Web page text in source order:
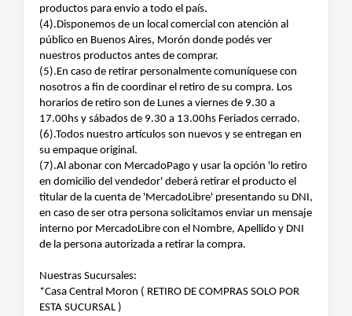
productos para envio a todo el país.
(4).Disponemos de un local comercial con atención al
público en Buenos Aires, Morón donde podés ver
nuestros productos antes de comprar.
(5).En caso de retirar personalmente comuníquese con
nosotros a fin de coordinar el retiro de su compra. Los
horarios de retiro son de Lunes a viernes de 9.30 a
17.00hs y sábados de 9.30 a 13.00hs Feriados cerrado.
(6).Todos nuestro artículos son nuevos y se entregan en
su empaque original.
(7).Al abonar con MercadoPago y usar la opción 'lo retiro
en domicilio del vendedor' deberá retirar el producto el
titular de la cuenta de 'MercadoLibre' presentando su DNI,
en caso de ser otra persona solicitamos enviar un mensaje
interno por MercadoLibre con el Nombre, Apellido y DNI
de la persona autorizada a retirar la compra.
Nuestras Sucursales:
*Casa Central Moron ( RETIRO DE COMPRAS SOLO POR
ESTA SUCURSAL )